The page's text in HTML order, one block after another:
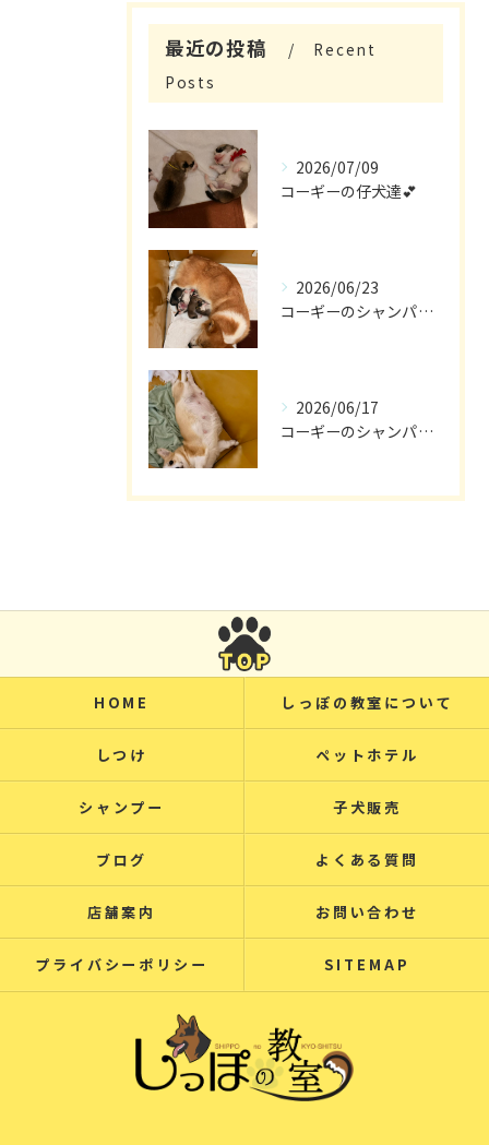
最近の投稿
Recent
Posts
2026/07/09
コーギーの仔犬達💕
2026/06/23
コーギーのシャンパン🎵
2026/06/17
コーギーのシャンパン🥂
HOME しっぽの教室について
しつけ ペットホテル
シャンプー 子犬販売
ブログ よくある質問
店舗案内 お問い合わせ
プライバシーポリシー SITEMAP